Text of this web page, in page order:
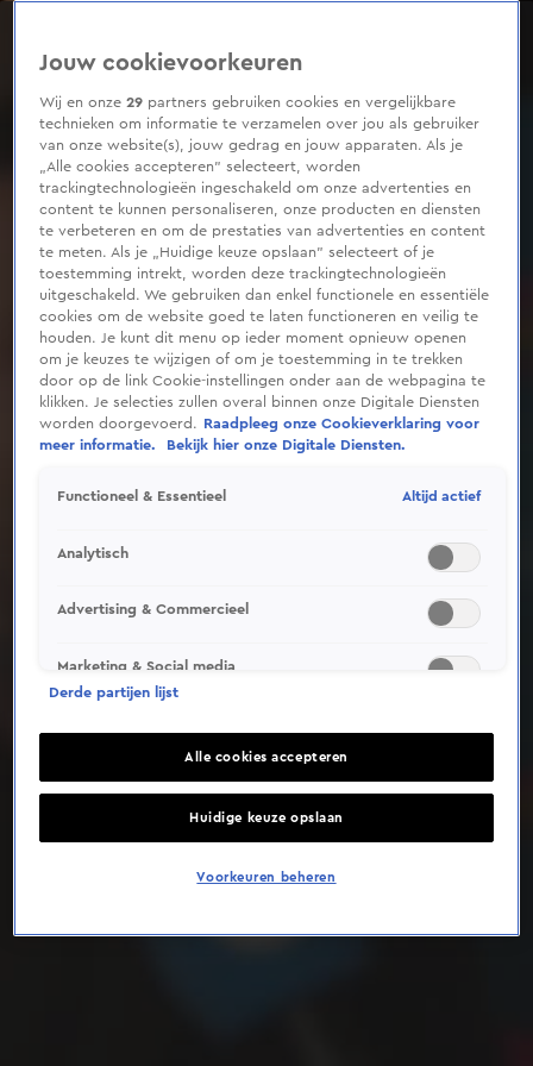
0
seconds
Deze video is niet beschikbaar op je huidige locatie
Jouw cookievoorkeuren
Wij en onze29 partners gebruiken cookies en vergelijkbare
technieken om informatie te verzamelen over jou als gebruiker
van onze website(s), jouw gedrag en jouw apparaten. Als je
„Alle cookies accepteren” selecteert, worden
trackingtechnologieën ingeschakeld om onze advertenties en
content te kunnen personaliseren, onze producten en diensten
te verbeteren en om de prestaties van advertenties en content
te meten. Als je „Huidige keuze opslaan” selecteert of je
toestemming intrekt, worden deze trackingtechnologieën
uitgeschakeld. We gebruiken dan enkel functionele en essentiële
cookies om de website goed te laten functioneren en veilig te
houden. Je kunt dit menu op ieder moment opnieuw openen
om je keuzes te wijzigen of om je toestemming in te trekken
door op de link Cookie-instellingen onder aan de webpagina te
klikken. Je selecties zullen overal binnen onze Digitale Diensten
worden doorgevoerd.
Raadpleeg onze Cookieverklaring voor
meer informatie.
Bekijk hier onze Digitale Diensten.
Functioneel & Essentieel Altijd actief
Analytisch
Advertising & Commercieel
Marketing & Social media
Derde partijen lijst
Alle cookies accepteren
Huidige keuze opslaan
Voorkeuren beheren